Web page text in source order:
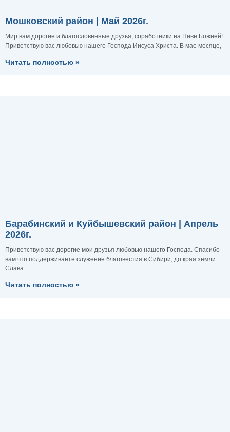
Мошковский район | Май 2026г.
Мир вам дорогие и благословенные друзья, соработники на Ниве Божией!
Приветствую вас любовью нашего Господа Иисуса Христа. В мае месяце,
Читать полностью »
Барабинский и Куйбышевский район | Апрель
2026г.
Приветствую вас дорогие мои друзья любовью нашего Господа. Спасибо
вам что поддерживаете служение благовестия в Сибири, до края земли.
Слава
Читать полностью »